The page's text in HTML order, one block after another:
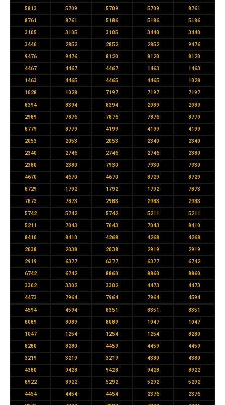
5813 5709 5709 5709 8761
8761 8761 5186 5186 5186
3105 3105 3105 3440 3440
3440 2852 2852 2852 9476
9476 9476 8120 8120 8120
4467 4467 4467 1463 1463
1463 4465 4465 4465 1028
1028 1028 7197 7197 7197
8394 8394 8394 2989 2989
2989 7876 7876 7876 8779
8779 8779 4199 4199 4199
2053 2053 2053 2340 2340
2340 2746 2746 2746 2380
2380 2380 7930 7930 7930
4670 4670 4670 8729 8729
8729 1792 1792 1792 7873
7873 7873 2983 2983 2983
5742 5742 5742 5211 5211
5211 7043 7043 7043 8410
8410 8410 4268 4268 4268
2038 2038 2038 2919 2919
2919 6377 6377 6377 6742
6742 6742 8860 8860 8860
3302 3302 3302 4473 4473
4473 7964 7964 7964 4594
4594 4594 8351 8351 8351
8089 8089 8089 1047 1047
1047 1254 1254 1254 8280
8280 8280 4459 4459 4459
3219 3219 3219 4380 4380
4380 9428 9428 9428 8922
8922 8922 5292 5292 5292
4454 4454 4454 2376 2376